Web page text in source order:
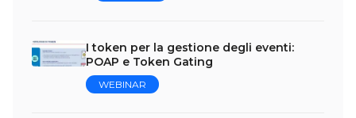
I token per la gestione degli eventi:
POAP e Token Gating
WEBINAR